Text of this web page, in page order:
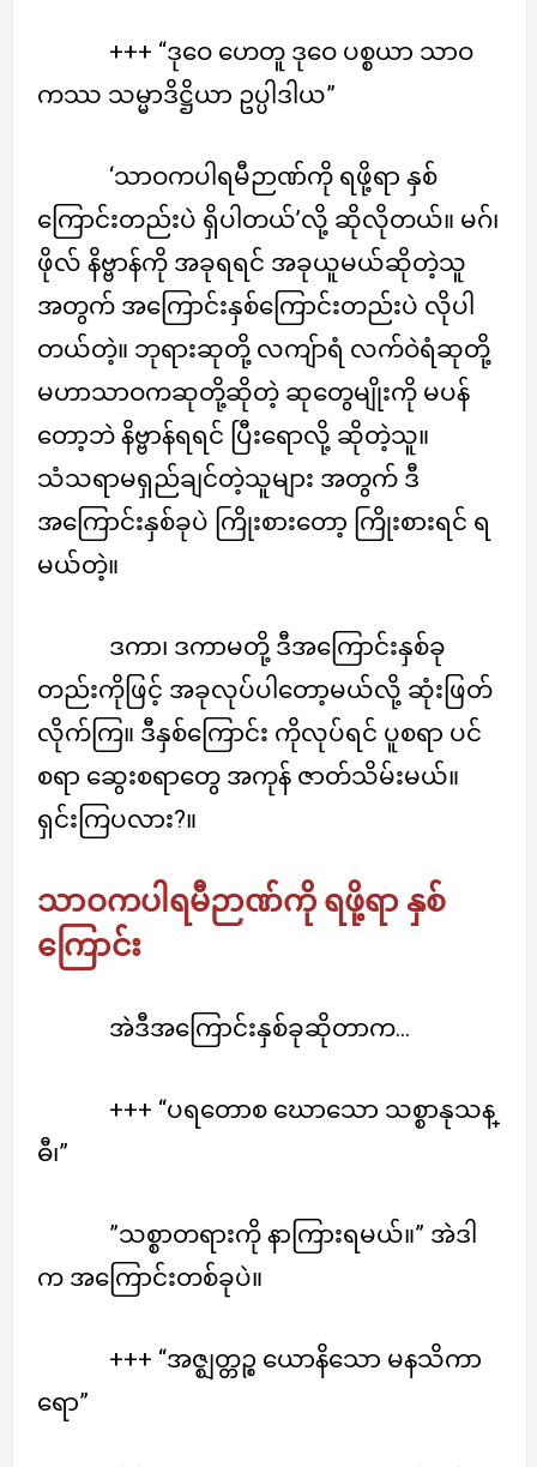
+++ “ဒုဝေ ဟေတူ ဒုဝေ ပစ္စယာ သာဝ
ကဿ သမ္မာဒိဋ္ဌိယာ ဥပ္ပါဒါယ”
‘သာဝကပါရမီဉာဏ်ကို ရဖို့ရာ နှစ်
ကြောင်းတည်းပဲ ရှိပါတယ်’လို့ ဆိုလိုတယ်။ မဂ်၊
ဖိုလ် နိဗ္ဗာန်ကို အခုရရင် အခုယူမယ်ဆိုတဲ့သူ
အတွက် အကြောင်းနှစ်ကြောင်းတည်းပဲ လိုပါ
တယ်တဲ့။ ဘုရားဆုတို့ လကျ်ာရံ လက်ဝဲရံဆုတို့
မဟာသာဝကဆုတို့ဆိုတဲ့ ဆုတွေမျိုးကို မပန်
တော့ဘဲ နိဗ္ဗာန်ရရင် ပြီးရောလို့ ဆိုတဲ့သူ။
သံသရာမရှည်ချင်တဲ့သူများ အတွက် ဒီ
အကြောင်းနှစ်ခုပဲ ကြိုးစားတော့ ကြိုးစားရင် ရ
မယ်တဲ့။
ဒကာ၊ ဒကာမတို့ ဒီအကြောင်းနှစ်ခု
တည်းကိုဖြင့် အခုလုပ်ပါတော့မယ်လို့ ဆုံးဖြတ်
လိုက်ကြ။ ဒီနှစ်ကြောင်း ကိုလုပ်ရင် ပူစရာ ပင်
စရာ ဆွေးစရာတွေ အကုန် ဇာတ်သိမ်းမယ်။
ရှင်းကြပလား?။
သာဝကပါရမီဉာဏ်ကို ရဖို့ရာ နှစ်
ကြောင်း
အဲဒီအကြောင်းနှစ်ခုဆိုတာက…
+++ “ပရတောစ ဃောသော သစ္စာနုသန္
ဓီ၊”
”သစ္စာတရားကို နာကြားရမယ်။” အဲဒါ
က အကြောင်းတစ်ခုပဲ။
+++ “အဇ္ဈတ္တဉ္စ ယောနိသော မနသိကာ
ရော”